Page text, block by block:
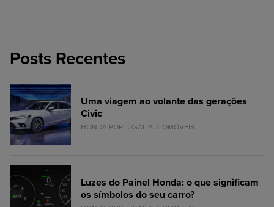
Posts Recentes
Uma viagem ao volante das gerações
Civic
HONDA PORTUGAL AUTOMÓVEIS
Luzes do Painel Honda: o que significam
os símbolos do seu carro?